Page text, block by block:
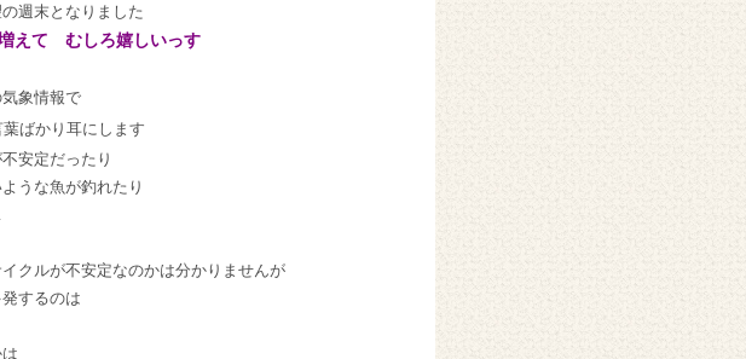
週末となりました
えて むしろ嬉しいっす
象情報で
葉ばかり耳にします
安定だったり
うな魚が釣れたり
クルが不安定なのかは分かりませんが
するのは